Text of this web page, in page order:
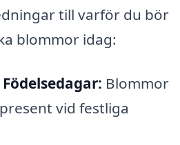
till varför du bör
blommor idag:
Blommor
vid festliga